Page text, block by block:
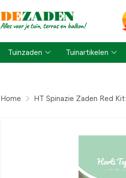
Tuinzaden Tuinartikelen
Home HT Spinazie Zaden Red